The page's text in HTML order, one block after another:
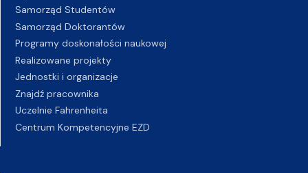
Samorząd Studentów
Samorząd Doktorantów
Programy doskonałości naukowej
Realizowane projekty
Jednostki i organizacje
Znajdź pracownika
Uczelnie Fahrenheita
Centrum Kompetencyjne EZD